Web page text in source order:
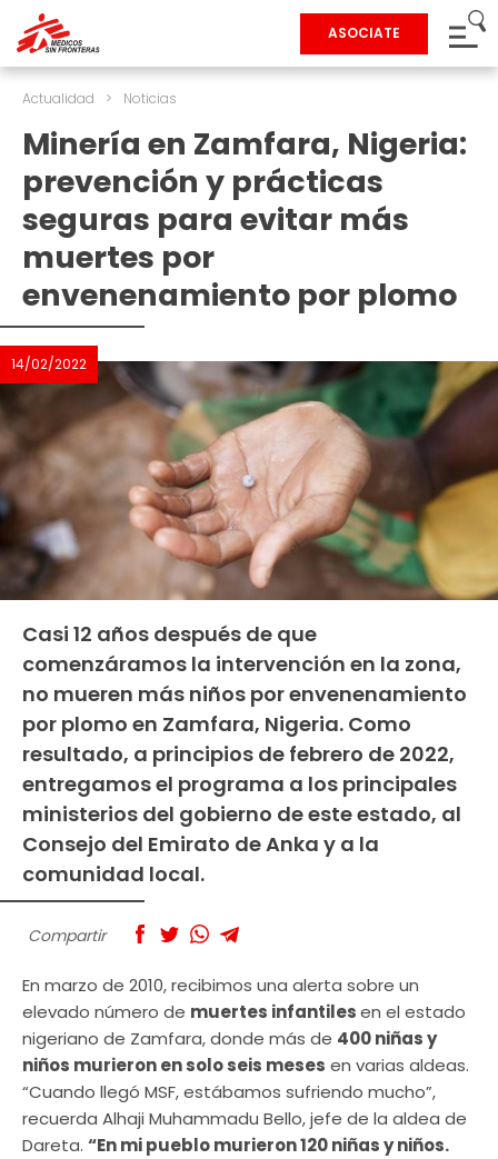
ASOCIATE
Actualidad > Noticias
Minería en Zamfara, Nigeria:
prevención y prácticas
seguras para evitar más
muertes por
envenenamiento por plomo
14/02/2022
Casi 12 años después de que
comenzáramos la intervención en la zona,
no mueren más niños por envenenamiento
por plomo en Zamfara, Nigeria. Como
resultado, a principios de febrero de 2022,
entregamos el programa a los principales
ministerios del gobierno de este estado, al
Consejo del Emirato de Anka y a la
comunidad local.
Compartir
En marzo de 2010, recibimos una alerta sobre un
elevado número de muertes infantilesen el estado
nigeriano de Zamfara, donde más de 400 niñas y
niños murieron en solo seis meses en varias aldeas.
“Cuando llegó MSF, estábamos sufriendo mucho”,
recuerda Alhaji Muhammadu Bello, jefe de la aldea de
Dareta. “En mi pueblo murieron 120 niñas y niños.